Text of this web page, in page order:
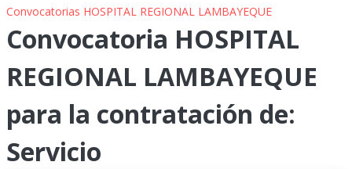
Convocatorias HOSPITAL REGIONAL LAMBAYEQUE
Convocatoria HOSPITAL
REGIONAL LAMBAYEQUE
para la contratación de:
Servicio